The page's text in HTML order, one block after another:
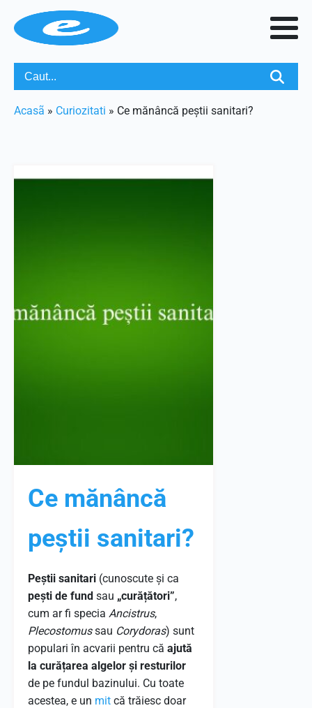
Acasã » Curiozitati » Ce mănâncă peștii sanitari?
Ce mănâncă
peștii sanitari?
Peștii sanitari (cunoscute și ca
pești de fund sau „curățători”,
cum ar fi specia Ancistrus,
Plecostomussau Corydoras) sunt
populari în acvarii pentru că ajută
la curățarea algelor și resturilor
de pe fundul bazinului. Cu toate
acestea, e un mit că trăiesc doar